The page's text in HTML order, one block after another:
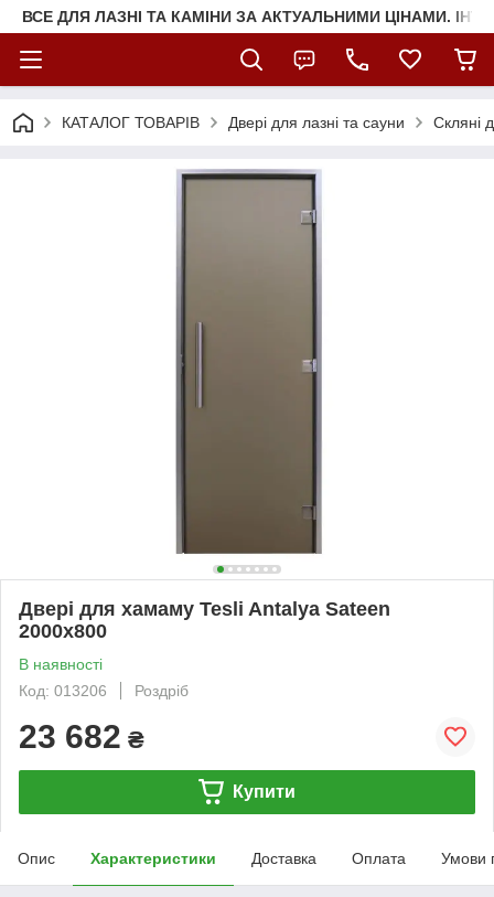
ВСЕ ДЛЯ ЛАЗНІ ТА КАМІНИ ЗА АКТУАЛЬНИМИ ЦІНАМИ.
КАТАЛОГ ТОВАРІВ Двері для лазні та сауни Скляні
Двері для хамаму Tesli Antalya Sateen
2000х800
В наявності
Код: 013206
Роздріб
23 682 ₴
Купити
Опис Характеристики Доставка Оплата Умови